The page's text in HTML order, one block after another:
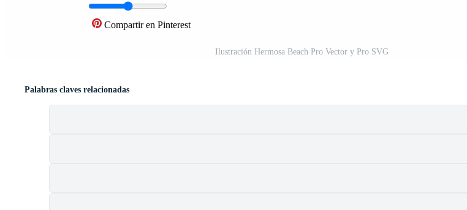
Compartir en Pinterest
Ilustración Hermosa Beach Pro Vector y Pro SVG
Palabras claves relacionadas